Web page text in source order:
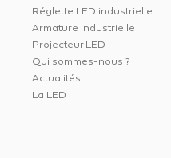
Réglette LED industrielle
Armature industrielle
Projecteur LED
Qui sommes-nous ?
Actualités
La LED